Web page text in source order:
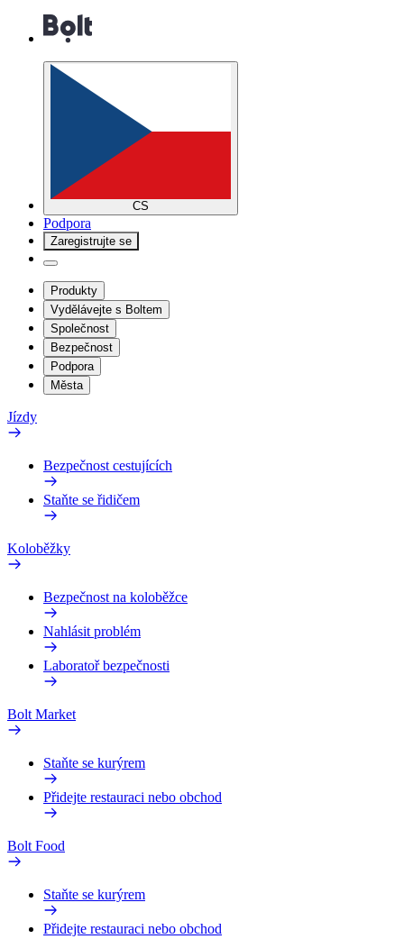
CS
Podpora
Zaregistrujte se
Produkty
Vydělávejte s Boltem
Společnost
Bezpečnost
Podpora
Města
Jízdy
Bezpečnost cestujících
Staňte se řidičem
Koloběžky
Bezpečnost na koloběžce
Nahlásit problém
Laboratoř bezpečnosti
Bolt Market
Staňte se kurýrem
Přidejte restauraci nebo obchod
Bolt Food
Staňte se kurýrem
Přidejte restauraci nebo obchod